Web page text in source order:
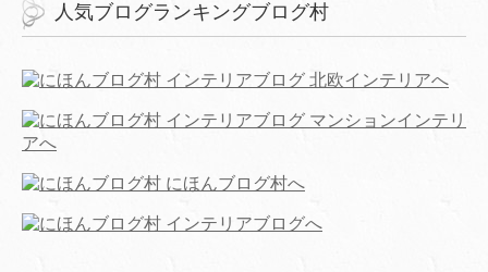
人気ブログランキングブログ村